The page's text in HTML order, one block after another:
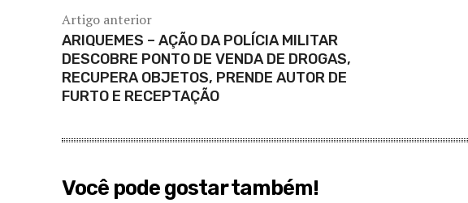
Artigo anterior
ARIQUEMES – AÇÃO DA POLÍCIA MILITAR
DESCOBRE PONTO DE VENDA DE DROGAS,
RECUPERA OBJETOS, PRENDE AUTOR DE
FURTO E RECEPTAÇÃO
Você pode gostar também!